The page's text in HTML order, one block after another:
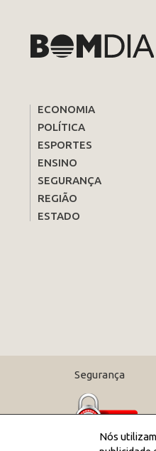
ECONOMIA
POLÍTICA
ESPORTES
ENSINO
SEGURANÇA
REGIÃO
ESTADO
Segurança
Nós